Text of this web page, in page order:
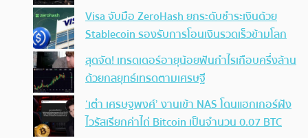
Visa จับมือ ZeroHash ยกระดับชำระเงินด้วย
Stablecoin รองรับการโอนเงินรวดเร็วข้ามโลก
สุดจัด! เทรดเดอร์อายุน้อยฟันกำไรเกือบครึ่งล้าน
ด้วยกลยุทธ์เทรดตามเศรษฐี
‘เต๋า เศรษฐพงศ์’ งานเข้า NAS โดนแฮกเกอร์ฝัง
ไวรัสเรียกค่าไถ่ Bitcoin เป็นจำนวน 0.07 BTC